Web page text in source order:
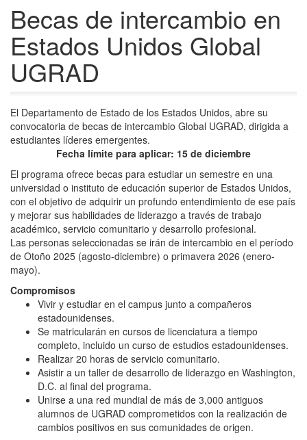
Becas de intercambio en
Estados Unidos Global
UGRAD
El Departamento de Estado de los Estados Unidos, abre su
convocatoria de becas de intercambio Global UGRAD, dirigida a
estudiantes líderes emergentes.
Fecha límite para aplicar: 15 de diciembre
El programa ofrece becas para estudiar un semestre en una
universidad o instituto de educación superior de Estados Unidos,
con el objetivo de adquirir un profundo entendimiento de ese país
y mejorar sus habilidades de liderazgo a través de trabajo
académico, servicio comunitario y desarrollo profesional.
Las personas seleccionadas se irán de intercambio en el período
de Otoño 2025 (agosto-diciembre) o primavera 2026 (enero-
mayo).
Compromisos
Vivir y estudiar en el campus junto a compañeros
estadounidenses.
Se matricularán en cursos de licenciatura a tiempo
completo, incluido un curso de estudios estadounidenses.
Realizar 20 horas de servicio comunitario.
Asistir a un taller de desarrollo de liderazgo en Washington,
D.C. al final del programa.
Unirse a una red mundial de más de 3,000 antiguos
alumnos de UGRAD comprometidos con la realización de
cambios positivos en sus comunidades de origen.